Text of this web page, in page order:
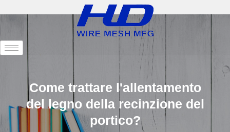
Come trattare l'allentamento
del legno della recinzione del
portico?